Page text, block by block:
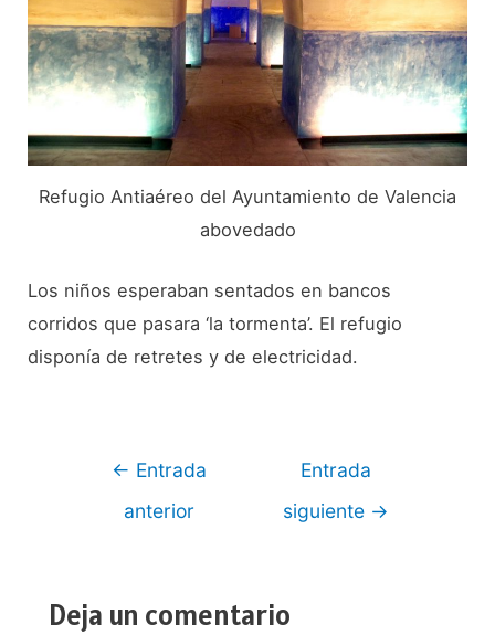
Refugio Antiaéreo del Ayuntamiento de Valencia
abovedado
Los niños esperaban sentados en bancos
corridos que pasara ‘la tormenta’. El refugio
disponía de retretes y de electricidad.
Navegación
← Entrada
anterior
Entrada
siguiente →
Deja un comentario